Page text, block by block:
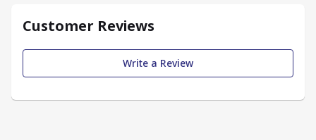
Customer Reviews
Write a Review